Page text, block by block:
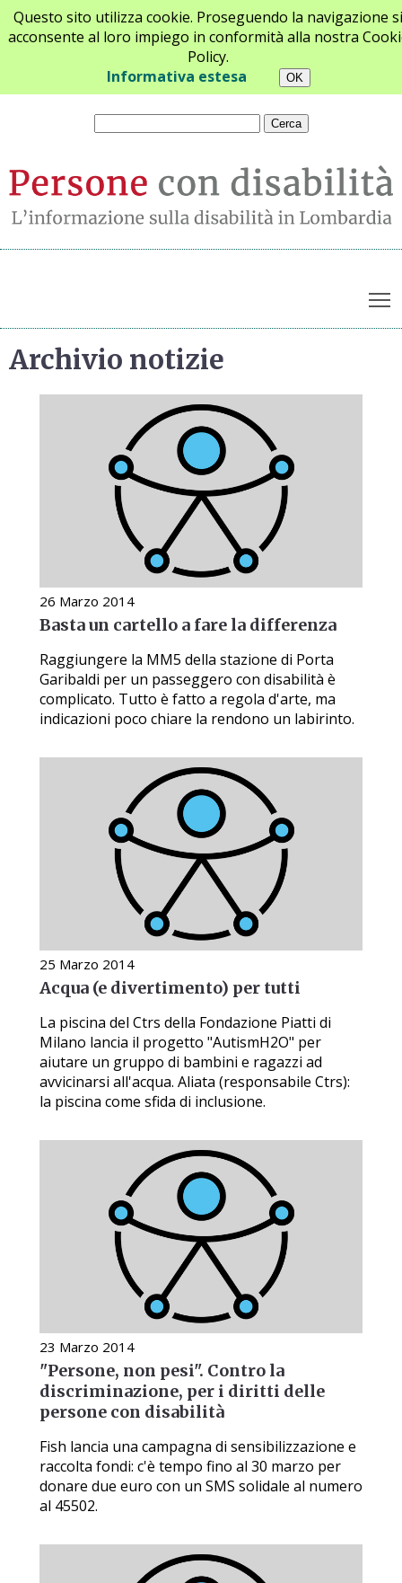
Questo sito utilizza cookie. Proseguendo la navigazione si
acconsente al loro impiego in conformità alla nostra
Policy.
Informativa estesa
Chi siamo Newsletter Contatti
Archivio notizie
26 Marzo 2014
Basta un cartello a fare la differenza
Raggiungere la MM5 della stazione di Porta
Garibaldi per un passeggero con disabilità è
complicato. Tutto è fatto a regola d'arte, ma
indicazioni poco chiare la rendono un labirinto.
25 Marzo 2014
Acqua (e divertimento) per tutti
La piscina del Ctrs della Fondazione Piatti di
Milano lancia il progetto "AutismH2O" per
aiutare un gruppo di bambini e ragazzi ad
avvicinarsi all'acqua. Aliata (responsabile Ctrs):
la piscina come sfida di inclusione.
23 Marzo 2014
"Persone, non pesi". Contro la
discriminazione, per i diritti delle
persone con disabilità
Fish lancia una campagna di sensibilizzazione e
raccolta fondi: c'è tempo fino al 30 marzo per
donare due euro con un SMS solidale al numero
al 45502.